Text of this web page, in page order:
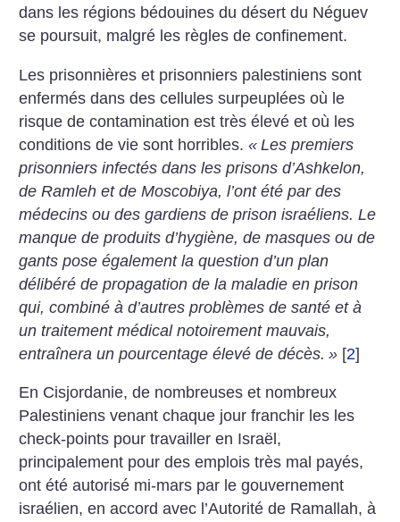
dans les régions bédouines du désert du Néguev
se poursuit, malgré les règles de confinement.
Les prisonnières et prisonniers palestiniens sont
enfermés dans des cellules surpeuplées où le
risque de contamination est très élevé et où les
conditions de vie sont horribles.« Les premiers
prisonniers infectés dans les prisons d’Ashkelon,
de Ramleh et de Moscobiya, l’ont été par des
médecins ou des gardiens de prison israéliens. Le
manque de produits d’hygiène, de masques ou de
gants pose également la question d’un plan
délibéré de propagation de la maladie en prison
qui, combiné à d’autres problèmes de santé et à
un traitement médical notoirement mauvais,
entraînera un pourcentage élevé de décès. » [2]
En Cisjordanie, de nombreuses et nombreux
Palestiniens venant chaque jour franchir les les
check-points pour travailler en Israël,
principalement pour des emplois très mal payés,
ont été autorisé mi-mars par le gouvernement
israélien, en accord avec l’Autorité de Ramallah, à